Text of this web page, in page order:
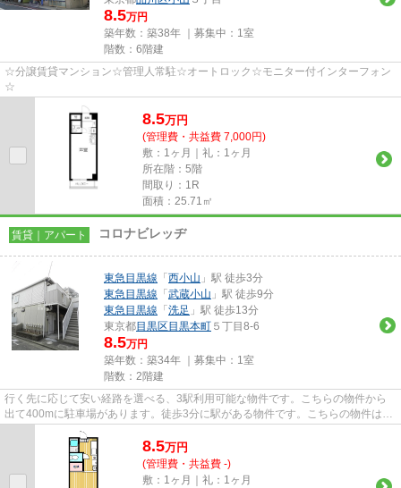
8.5万円
築年数：築38年 ｜募集中： 1室
階数：6階建
☆分譲賃貸マンション☆管理人常駐☆オートロック☆モニター付インターフォン
☆
8.5万円
(管理費・共益費 7,000円)
敷：1ヶ月｜礼：1ヶ月
所在階：5階
間取り：1R
面積：25.71㎡
賃貸｜アパート コロナビレッヂ
東急目黒線 「 西小山 」駅 徒歩3分
東急目黒線 「 武蔵小山 」駅 徒歩9分
東急目黒線 「 洗足 」駅 徒歩13分
東京都目黒区 目黒本町 ５丁目8-6
8.5万円
築年数：築34年 ｜募集中： 1室
階数：2階建
行く先に応じて安い経路を選べる、3駅利用可能な物件です。こちらの物件から
出て400mに駐車場があります。徒歩3分に駅がある物件です。こちらの物件はア
パートです。東急目黒線西小山...
8.5万円
(管理費・共益費 -)
敷：1ヶ月｜礼：1ヶ月